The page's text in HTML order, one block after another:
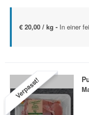
€ 20,00 / kg - In einer
Verpasst!